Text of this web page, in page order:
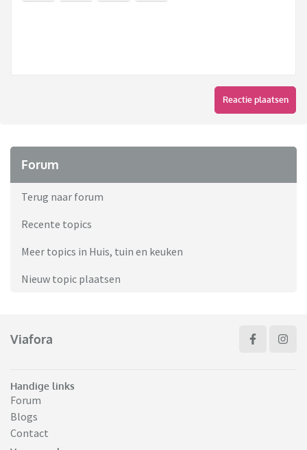
Reactie plaatsen
Forum
Terug naar forum
Recente topics
Meer topics in Huis, tuin en keuken
Nieuw topic plaatsen
Viafora
Handige links
Forum
Blogs
Contact